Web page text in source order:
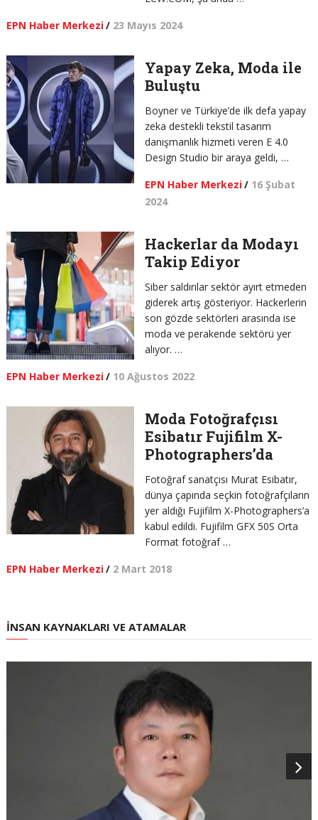
EPN Haber Merkezi/ 23 Mayıs 2024
Yapay Zeka, Moda ile
Buluştu
Boyner ve Türkiye’de ilk defa yapay
zeka destekli tekstil tasarım
danışmanlık hizmeti veren E 4.0
Design Studio bir araya geldi, …
EPN Haber Merkezi/ 16 Şubat
2024
Hackerlar da Modayı
Takip Ediyor
Siber saldırılar sektör ayırt etmeden
giderek artış gösteriyor. Hackerlerin
son gözde sektörleri arasında ise
moda ve perakende sektörü yer
alıyor. …
EPN Haber Merkezi/ 10 Ağustos 2022
Moda Fotoğrafçısı
Esibatır Fujifilm X-
Photographers’da
Fotoğraf sanatçısı Murat Esibatır,
dünya çapında seçkin fotoğrafçıların
yer aldığı Fujifilm X-Photographers’a
kabul edildi. Fujifilm GFX 50S Orta
Format fotoğraf …
EPN Haber Merkezi/ 2 Mart 2018
İNSAN KAYNAKLARI VE ATAMALAR